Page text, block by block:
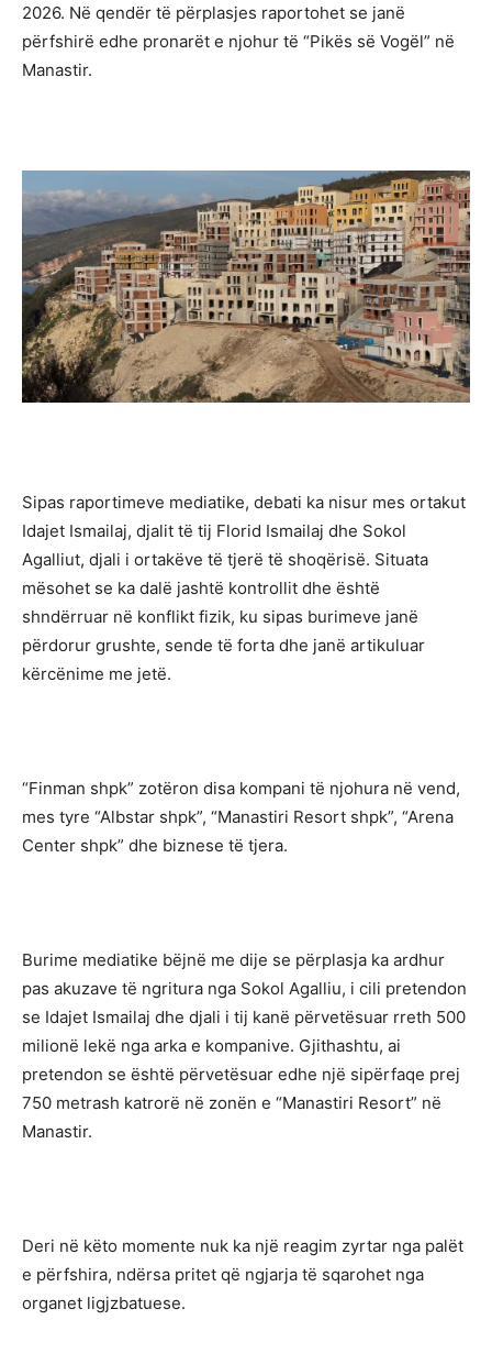
2026. Në qendër të përplasjes raportohet se janë
përfshirë edhe pronarët e njohur të “Pikës së Vogël” në
Manastir.
Sipas raportimeve mediatike, debati ka nisur mes ortakut
Idajet Ismailaj, djalit të tij Florid Ismailaj dhe Sokol
Agalliut, djali i ortakëve të tjerë të shoqërisë. Situata
mësohet se ka dalë jashtë kontrollit dhe është
shndërruar në konflikt fizik, ku sipas burimeve janë
përdorur grushte, sende të forta dhe janë artikuluar
kërcënime me jetë.
“Finman shpk” zotëron disa kompani të njohura në vend,
mes tyre “Albstar shpk”, “Manastiri Resort shpk”, “Arena
Center shpk” dhe biznese të tjera.
Burime mediatike bëjnë me dije se përplasja ka ardhur
pas akuzave të ngritura nga Sokol Agalliu, i cili pretendon
se Idajet Ismailaj dhe djali i tij kanë përvetësuar rreth 500
milionë lekë nga arka e kompanive. Gjithashtu, ai
pretendon se është përvetësuar edhe një sipërfaqe prej
750 metrash katrorë në zonën e “Manastiri Resort” në
Manastir.
Deri në këto momente nuk ka një reagim zyrtar nga palët
e përfshira, ndërsa pritet që ngjarja të sqarohet nga
organet ligjzbatuese.